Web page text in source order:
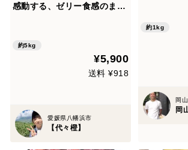
感動する、ゼリー食感のまど
約5kg
¥5,900
送料 ¥918
愛媛県八幡浜市
【代々橙】
入り！）[
約1kg
岡
岡